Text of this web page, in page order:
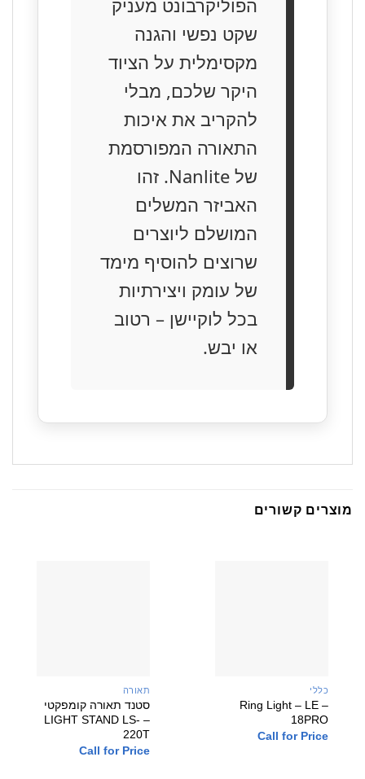
שקט נפשי והגנה
מקסימלית על הציוד
היקר שלכם, מבלי
להקריב את איכות
התאורה המפורסמת
של Nanlite. זהו
האביזר המשלים
המושלם ליוצרים
שרוצים להוסיף מימד
של עומק ויצירתיות
בכל לוקיישן – רטוב
או יבש.
קשורים
Ring Light – LE –
18PRO
Call for Price
סטנד תאורה קומפקטי
– LIGHT STAND LS-
Call for Price